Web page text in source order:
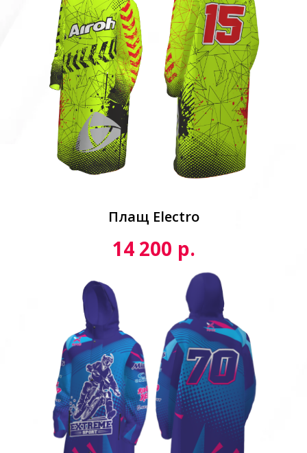
Плащ Electro
14 200 р.